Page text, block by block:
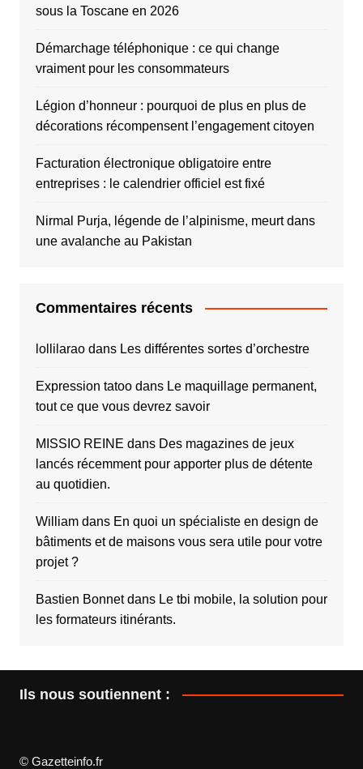
sous la Toscane en 2026
Démarchage téléphonique : ce qui change
vraiment pour les consommateurs
Légion d’honneur : pourquoi de plus en plus de
décorations récompensent l’engagement citoyen
Facturation électronique obligatoire entre
entreprises : le calendrier officiel est fixé
Nirmal Purja, légende de l’alpinisme, meurt dans
une avalanche au Pakistan
Commentaires récents
lollilaraodans Les différentes sortes d’orchestre
Expression tatoodans Le maquillage permanent,
tout ce que vous devrez savoir
MISSIO REINE dans Des magazines de jeux
lancés récemment pour apporter plus de détente
au quotidien.
Williamdans En quoi un spécialiste en design de
bâtiments et de maisons vous sera utile pour votre
projet ?
Bastien Bonnetdans Le tbi mobile, la solution pour
les formateurs itinérants.
Ils nous soutiennent :
© Gazetteinfo.fr